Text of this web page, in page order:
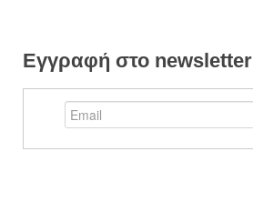
Εγγραφή στο newsletter